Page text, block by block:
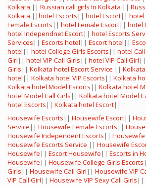
Kolkata || Russian call girls In Kolkata ||
Kolkata ||hotel Escorts || hotel Escort|| hotel
Female Escorts || hotel Female Escort|| hotel
hotel Independnet Escort|| hotel Escorts
Services || Escorts hotel || Escort hotel ||
hotel || hotel College Girls Escorts || hotel
Girl || hotel VIP Call Girls || hotel VIP Call Girl ||
Girls || Kolkata hotel Escort Service ||
hotel || Kolkata hotel VIP Escorts || Kolkata
Kolkata hotel Model Escorts || Kolkata hotel
hotel Model Call Girls || Kolkata hotel Model
hotel Escorts || Kolkata hotel Escort||
Housewife Escorts || Housewife Escort||
Service || Housewife Female Escorts ||
Housewife Independent Escorts ||
Housewife Escorts Service || Housewife
Housewife || Escort Housewife || Escorts in
Housewife || Housewife College Girls Escorts
Girls || Housewife Call Girl || Housewife VIP
VIP Call Girl || Housewife VIP Sexy Call Girls ||